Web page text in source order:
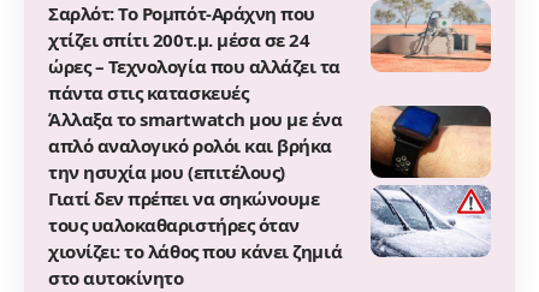
Σαρλότ: Το Ρομπότ-Αράχνη που
χτίζει σπίτι 200τ.μ. μέσα σε 24
ώρες – Τεχνολογία που αλλάζει τα
πάντα στις κατασκευές
Άλλαξα το smartwatch μου με ένα
απλό αναλογικό ρολόι και βρήκα
την ησυχία μου (επιτέλους)
Γιατί δεν πρέπει να σηκώνουμε
τους υαλοκαθαριστήρες όταν
χιονίζει: το λάθος που κάνει ζημιά
στο αυτοκίνητο